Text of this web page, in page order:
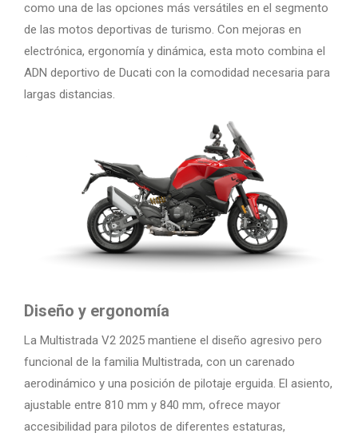
como una de las opciones más versátiles en el segmento
de las motos deportivas de turismo. Con mejoras en
electrónica, ergonomía y dinámica, esta moto combina el
ADN deportivo de Ducati con la comodidad necesaria para
largas distancias.
Diseño y ergonomía
La Multistrada V2 2025 mantiene el diseño agresivo pero
funcional de la familia Multistrada, con un carenado
aerodinámico y una posición de pilotaje erguida. El asiento,
ajustable entre 810 mm y 840 mm, ofrece mayor
accesibilidad para pilotos de diferentes estaturas,